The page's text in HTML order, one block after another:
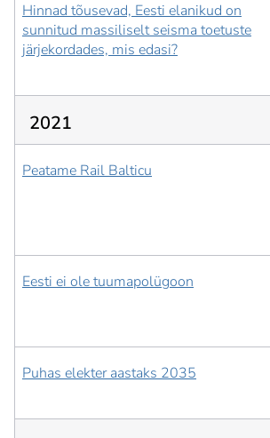
Hinnad tõusevad, Eesti elanikud on
sunnitud massiliselt seisma toetuste
järjekordades, mis edasi?
2021
Peatame Rail Balticu
Eesti ei ole tuumapolügoon
Puhas elekter aastaks 2035